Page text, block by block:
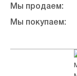
Мы продаем:
Мы покупаем: